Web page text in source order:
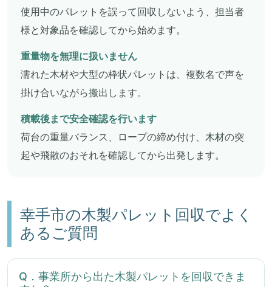
使用中のパレットを誤って回収しないよう、担当者
様と対象品を確認してから始めます。
重量物を無理に扱いません
濡れた木材や大型の枠状パレットは、複数名で声を
掛け合いながら搬出します。
積載後まで安全確認を行います
荷台の重量バランス、ロープの締め付け、木材の突
起や飛散のおそれを確認してから出発します。
幸手市の木製パレット回収でよく
あるご質問
Q．事業所から出た木製パレットを回収できま